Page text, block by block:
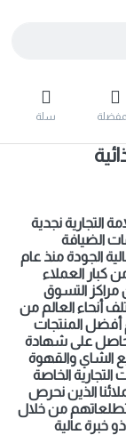
سلة
التجارية نجدية
الضيافة
الجودة منذ عام
كبار العملاء
مراكز التسوق
أنحاء العالم من
أفضل المنتجات
على شهادة
الشاي والقهوة
التجارية الخاصة
الذين نحرص
من خلال
خبرة عالية